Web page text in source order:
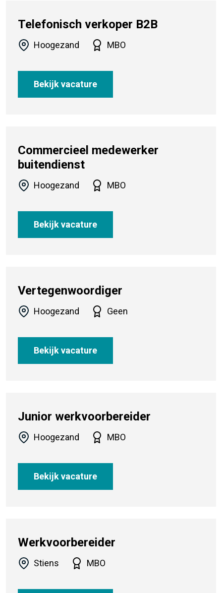
Telefonisch verkoper B2B
Hoogezand MBO
Bekijk vacature
Commercieel medewerker
buitendienst
Hoogezand MBO
Bekijk vacature
Vertegenwoordiger
Hoogezand Geen
Bekijk vacature
Junior werkvoorbereider
Hoogezand MBO
Bekijk vacature
Werkvoorbereider
Stiens MBO